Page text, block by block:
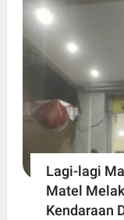
Lagi-lagi
Matel
Kendaraan